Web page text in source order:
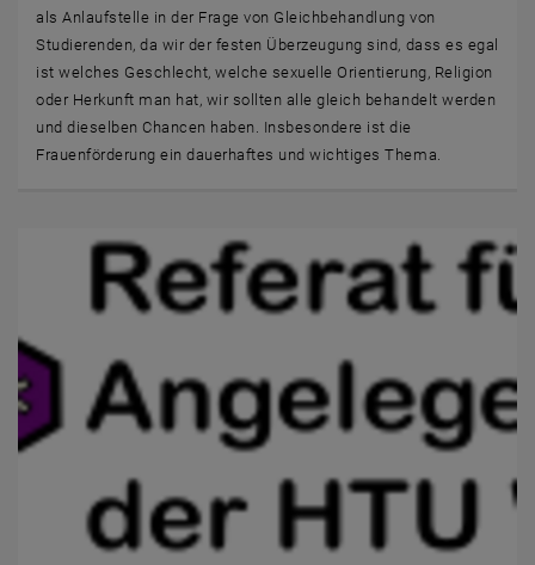
als Anlaufstelle in der Frage von Gleichbehandlung von
Studierenden, da wir der festen Überzeugung sind, dass es egal
ist welches Geschlecht, welche sexuelle Orientierung, Religion
oder Herkunft man hat, wir sollten alle gleich behandelt werden
und dieselben Chancen haben. Insbesondere ist die
Frauenförderung ein dauerhaftes und wichtiges Thema.